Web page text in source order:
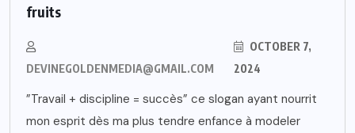
fruits
DEVINEGOLDENMEDIA@GMAIL.COM
OCTOBER 7,
2024
”Travail + discipline = succès” ce slogan ayant nourrit
mon esprit dès ma plus tendre enfance à modeler